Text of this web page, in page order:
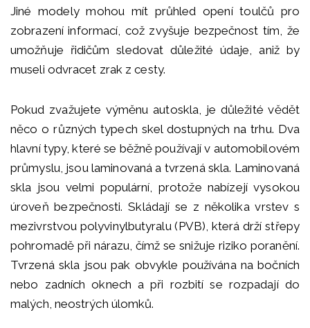
Jiné modely mohou mít průhled opení toulčů pro
zobrazení informací, což zvyšuje bezpečnost tím, že
umožňuje řidičům sledovat důležité údaje, aniž by
museli odvracet zrak z cesty.
Pokud zvažujete výměnu autoskla, je důležité vědět
něco o různých typech skel dostupných na trhu. Dva
hlavní typy, které se běžně používají v automobilovém
průmyslu, jsou laminovaná a tvrzená skla. Laminovaná
skla jsou velmi populární, protože nabízejí vysokou
úroveň bezpečnosti. Skládají se z několika vrstev s
mezivrstvou polyvinylbutyralu (PVB), která drží střepy
pohromadě při nárazu, čímž se snižuje riziko poranění.
Tvrzená skla jsou pak obvykle používána na bočních
nebo zadních oknech a při rozbití se rozpadají do
malých, neostrých úlomků.